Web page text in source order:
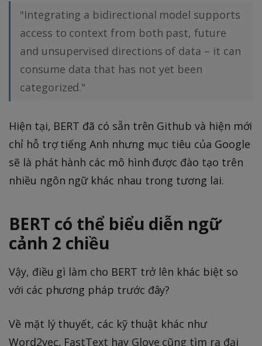
"Integrating a bidirectional model supports
access to context from both past, future
and unsupervised directions of data – it can
consume data that has not yet been
categorized."
Hiện tại, BERT đã có sẵn trên Github và hiện mới
chỉ hỗ trợ tiếng Anh nhưng mục tiêu của Google
sẽ là phát hành các mô hình được đào tạo trên
nhiều ngôn ngữ khác nhau trong tương lai.
BERT có thể biểu diễn ngữ
cảnh 2 chiều
Vậy, điều gì làm cho BERT trở lên khác biệt so
với các phương pháp trước đây?
Về mặt lý thuyết, các kỹ thuật khác như
Word2vec, FastText hay Glove cũng tìm ra đại